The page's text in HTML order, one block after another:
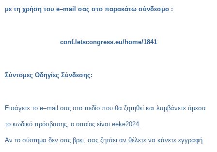
με τη χρήση του e–mail σας στο παρακάτω σύνδεσμο :
conf. letscongress.eu/home/1841
Σύντομες Οδηγίες Σύνδεσης:
Εισάγετε το e–mail σας στο πεδίο που θα ζητηθεί και λαμβάνετε άμεσα
το κωδικό πρόσβασης, ο οποίος είναι eeke2024.
Αν το σύστημα δεν σας βρει, σας ζητάει αν θέλετε να κάνετε εγγραφή